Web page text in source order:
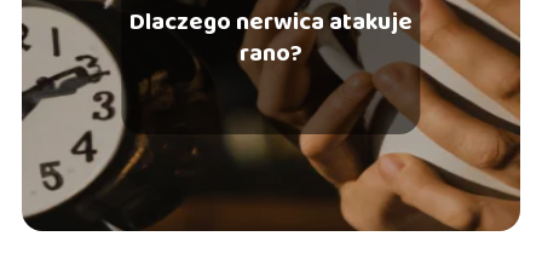
Dlaczego nerwica atakuje
rano?